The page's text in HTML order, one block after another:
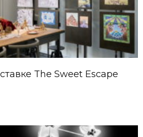
The Sweet Escape